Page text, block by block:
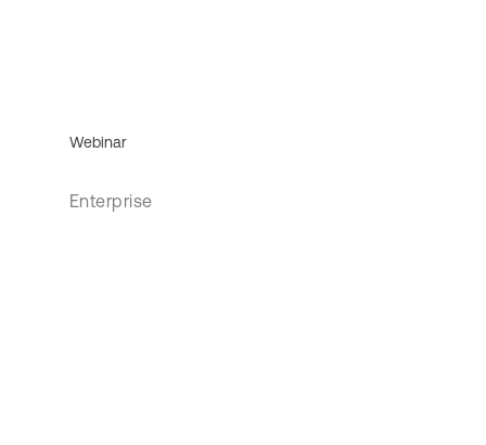
Webinar
Enterprise